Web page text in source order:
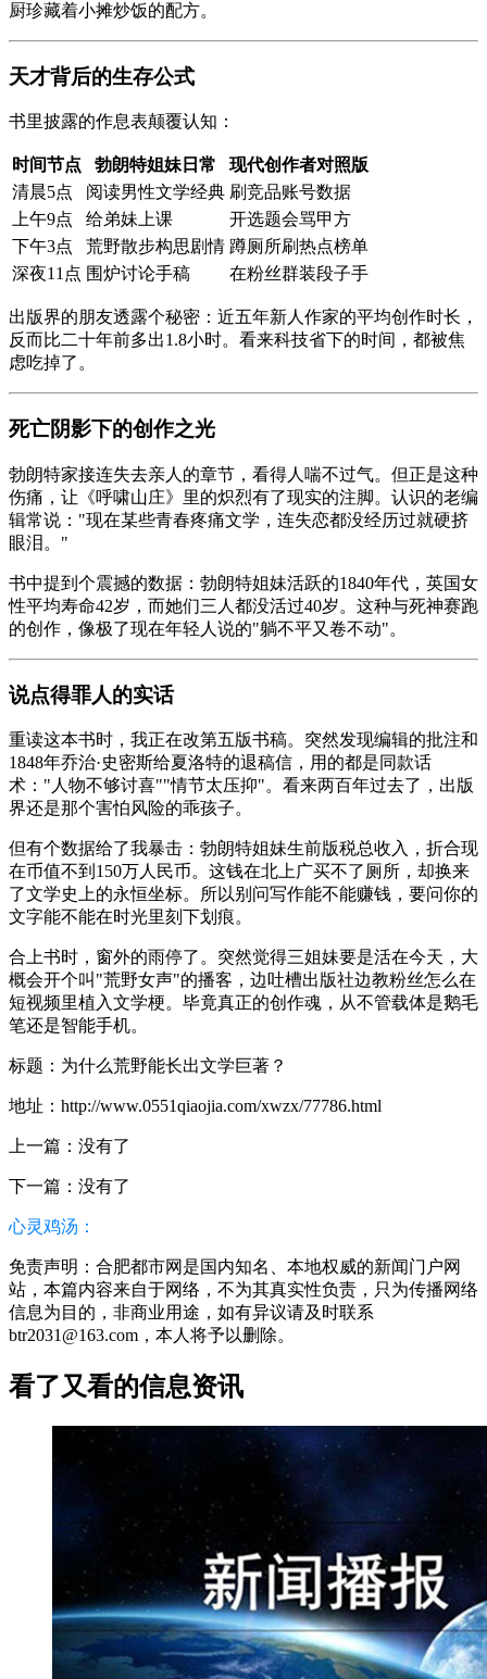
厨珍藏着小摊炒饭的配方。
天才背后的生存公式
书里披露的作息表颠覆认知：
时间节点 勃朗特姐妹日常
现代创作者对照版
清晨5点
阅读男性文学经典 刷竞品账号数据
上午9点
给弟妹上课
开选题会骂甲方
下午3点
荒野散步构思剧情 蹲厕所刷热点榜单
深夜11点 围炉讨论手稿 在粉丝群装段子手
出版界的朋友透露个秘密：近五年新人作家的平均创作时长，
反而比二十年前多出1.8小时。看来科技省下的时间，都被焦
虑吃掉了。
死亡阴影下的创作之光
勃朗特家接连失去亲人的章节，看得人喘不过气。但正是这种
伤痛，让《呼啸山庄》里的炽烈有了现实的注脚。认识的老编
辑常说："现在某些青春疼痛文学，连失恋都没经历过就硬挤
眼泪。"
书中提到个震撼的数据：勃朗特姐妹活跃的1840年代，英国女
性平均寿命42岁，而她们三人都没活过40岁。这种与死神赛跑
的创作，像极了现在年轻人说的"躺不平又卷不动"。
说点得罪人的实话
重读这本书时，我正在改第五版书稿。突然发现编辑的批注和
1848年乔治·史密斯给夏洛特的退稿信，用的都是同款话
术："人物不够讨喜""情节太压抑"。看来两百年过去了，出版
界还是那个害怕风险的乖孩子。
但有个数据给了我暴击：勃朗特姐妹生前版税总收入，折合现
在币值不到150万人民币。这钱在北上广买不了厕所，却换来
了文学史上的永恒坐标。所以别问写作能不能赚钱，要问你的
文字能不能在时光里刻下划痕。
合上书时，窗外的雨停了。突然觉得三姐妹要是活在今天，大
概会开个叫"荒野女声"的播客，边吐槽出版社边教粉丝怎么在
短视频里植入文学梗。毕竟真正的创作魂，从不管载体是鹅毛
笔还是智能手机。
标题：为什么荒野能长出文学巨著？
地址：http://www.0551qiaojia.com/xwzx/77786.html
上一篇：没有了
下一篇：没有了
心灵鸡汤：
免责声明：合肥都市网是国内知名、本地权威的新闻门户网
站，本篇内容来自于网络，不为其真实性负责，只为传播网络
信息为目的，非商业用途，如有异议请及时联系
btr2031@163.com，本人将予以删除。
看了又看的信息资讯